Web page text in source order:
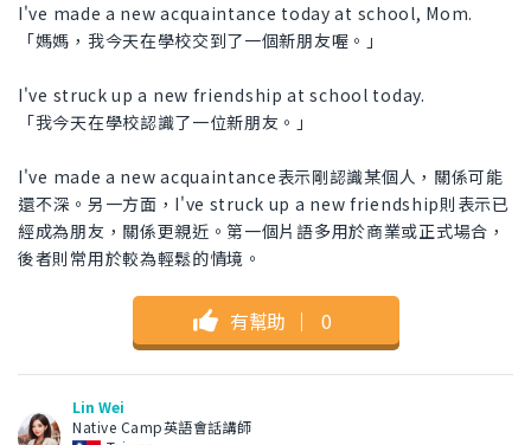
I've made a new acquaintance today at school, Mom.
「媽媽，我今天在學校交到了一個新朋友喔。」
I've struck up a new friendship at school today.
「我今天在學校認識了一位新朋友。」
I've made a new acquaintance表示剛認識某個人，關係可能
還不深。另一方面，I've struck up a new friendship則表示已
經成為朋友，關係更親近。第一個片語多用於商業或正式場合，
後者則常用於較為輕鬆的情境。
有幫助 ｜ 0
Lin Wei
Native Camp英語會話講師